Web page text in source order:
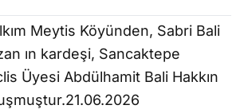
Meytis Köyünden, Sabri Bali
ın kardeşi, Sancaktepe
Üyesi Abdülhamit Bali Hakkın